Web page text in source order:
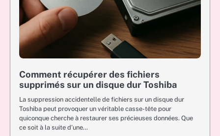
Comment récupérer des fichiers
supprimés sur un disque dur Toshiba
La suppression accidentelle de fichiers sur un disque dur
Toshiba peut provoquer un véritable casse-tête pour
quiconque cherche à restaurer ses précieuses données. Que
ce soit à la suite d’une…